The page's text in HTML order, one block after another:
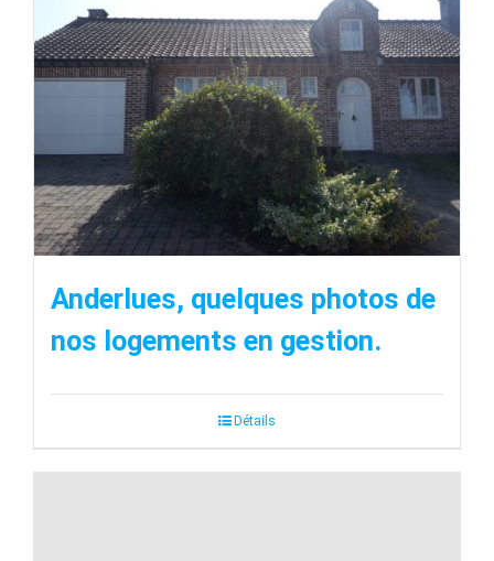
Anderlues, quelques photos de
nos logements en gestion.
Détails